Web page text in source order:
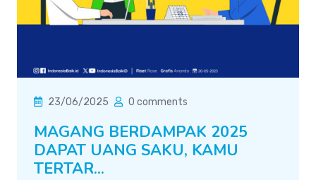
23/06/2025 0 comments
MAGANG BERDAMPAK 2025
DAPAT UANG SAKU, KAMU
TERTAR...